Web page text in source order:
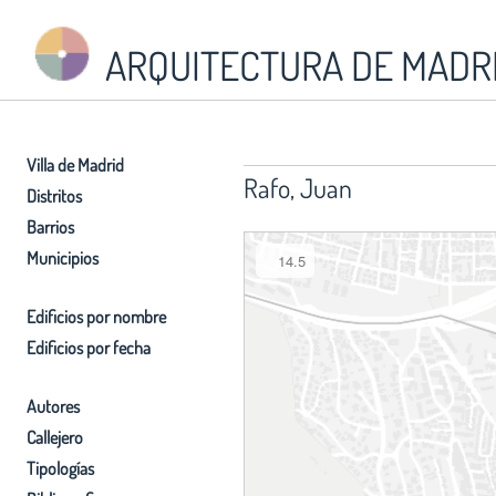
ARQUITECTURA DE
Villa de Madrid
Distritos
Barrios
Municipios
Edificios por nombre
Edificios por fecha
Autores
Callejero
Tipologías
Rafo, Juan
14.5